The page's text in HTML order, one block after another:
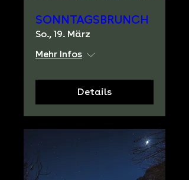
SONNTAGSBRUNCH
So., 19. März
Mehr Infos
Details